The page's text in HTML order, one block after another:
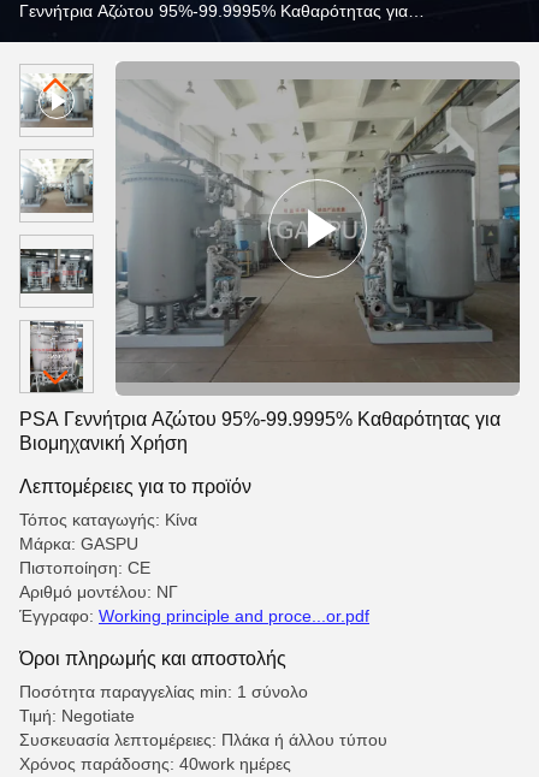
Γεννήτρια Αζώτου 95%-99.9995% Καθαρότητας για
PSA Γεννήτρια Αζώτου 95%-99.9995% Καθαρότητας για
Βιομηχανική Χρήση
Λεπτομέρειες για το προϊόν
Τόπος καταγωγής: Κίνα
Μάρκα: GASPU
Πιστοποίηση: CE
Αριθμό μοντέλου: ΝΓ
Έγγραφο: Working principle and proce...or.pdf
Όροι πληρωμής και αποστολής
Ποσότητα παραγγελίας min: 1 σύνολο
Τιμή: Negotiate
Συσκευασία λεπτομέρειες: Πλάκα ή άλλου τύπου
Χρόνος παράδοσης: 40work ημέρες